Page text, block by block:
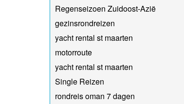
Regenseizoen Zuidoost-Azië
gezinsrondreizen
yacht rental st maarten
motorroute
yacht rental st maarten
Single Reizen
rondreis oman 7 dagen